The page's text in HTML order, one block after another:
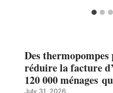
Des
réduire la facture
120 000 ménages
July 31, 2026